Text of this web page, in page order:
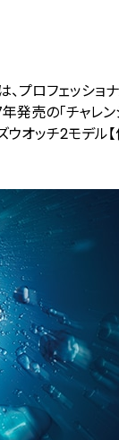
プロフェッショ
発売の「チャレ
ウオッチ2モデル